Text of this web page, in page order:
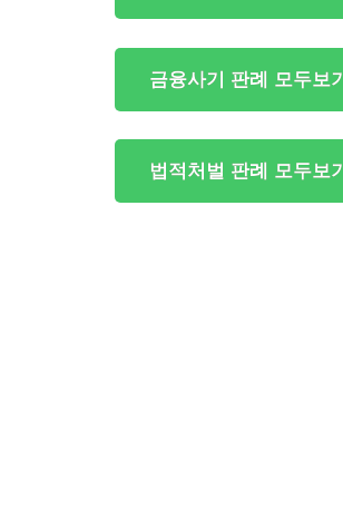
금융사기 판례 모두보기
법적처벌 판례 모두보기